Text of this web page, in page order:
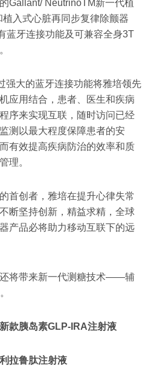
Gallant/ NeutrinoTM新一代植
入式心脏再同步复律除颤器
蓝牙连接功能及可兼容全身3T
强大的蓝牙连接功能将雅培领先
应用结合，患者、医生和疾病
序来实现互联，随时访问已经
测以最大程度保障患者的安
有效提高疾病防治的效率和质
理。
首创者，雅培在提升心律失常
断坚持创新，精益求精，全球
产品必将助力移动互联下的远
将带来新一代测糖技术——辅
款胰岛素GLP-IRA注射液
拉鲁肽注射液